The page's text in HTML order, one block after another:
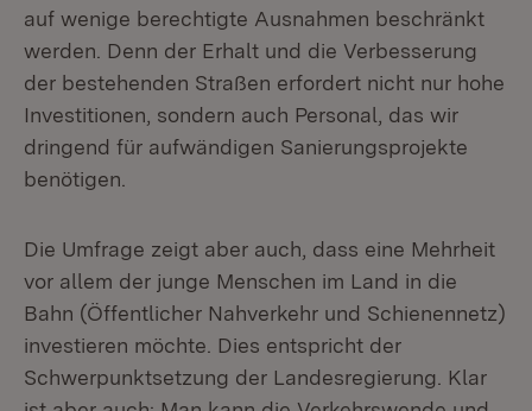
auf wenige berechtigte Ausnahmen beschränkt
werden. Denn der Erhalt und die Verbesserung
der bestehenden Straßen erfordert nicht nur hohe
Investitionen, sondern auch Personal, das wir
dringend für aufwändigen Sanierungsprojekte
benötigen.
Die Umfrage zeigt aber auch, dass eine Mehrheit
vor allem der junge Menschen im Land in die
Bahn (Öffentlicher Nahverkehr und Schienennetz)
investieren möchte. Dies entspricht der
Schwerpunktsetzung der Landesregierung. Klar